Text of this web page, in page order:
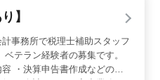
＞ 時給は1,000円〜
給されます。交通費の負担
、労災保険、健康保険、
が充実しており、長期的
。資格は不問で、調理経
】
事務所で税理士補助スタッフ
ベテラン経験者の募集です。
・決算申告書作成などの税